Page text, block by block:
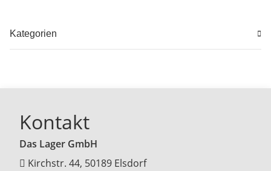
Kategorien
Kontakt
Das Lager GmbH
Kirchstr. 44, 50189 Elsdorf